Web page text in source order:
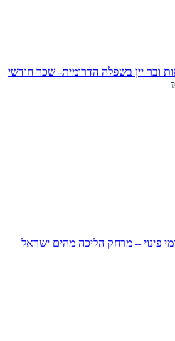
ובר יין בשפלה הדרומית- שכר חודשי
פינוי – מרחק הליכה מהים ישראל